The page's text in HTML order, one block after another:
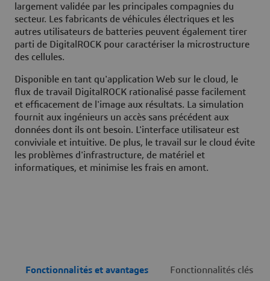
largement validée par les principales compagnies du
secteur. Les fabricants de véhicules électriques et les
autres utilisateurs de batteries peuvent également tirer
parti de DigitalROCK pour caractériser la microstructure
des cellules.
Disponible en tant qu'application Web sur le cloud, le
flux de travail DigitalROCK rationalisé passe facilement
et efficacement de l'image aux résultats. La simulation
fournit aux ingénieurs un accès sans précédent aux
données dont ils ont besoin. L'interface utilisateur est
conviviale et intuitive. De plus, le travail sur le cloud évite
les problèmes d'infrastructure, de matériel et
informatiques, et minimise les frais en amont.
Fonctionnalités et avantages Fonctionnalités clés